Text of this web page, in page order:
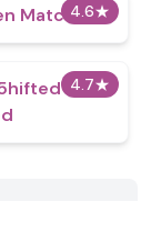
4.6★
Match 3
4.7★